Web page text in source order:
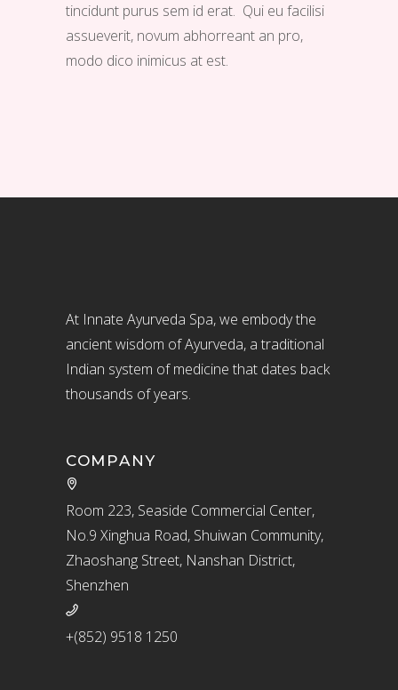
tincidunt purus sem id erat. Qui eu facilisi
assueverit, novum abhorreant an pro,
modo dico inimicus at est.
At Innate Ayurveda Spa, we embody the
ancient wisdom of Ayurveda, a traditional
Indian system of medicine that dates back
thousands of years.
COMPANY
Room 223, Seaside Commercial Center,
No.9 Xinghua Road, Shuiwan Community,
Zhaoshang Street, Nanshan District,
Shenzhen
+(852) 9518 1250